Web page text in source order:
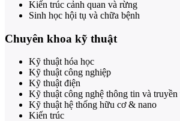
Kiến trúc cảnh quan và rừng
Sinh học hội tụ và chữa bệnh
Chuyên khoa kỹ thuật
Kỹ thuật hóa học
Kỹ thuật công nghiệp
Kỹ thuật điện
Kỹ thuật công nghệ thông tin và truyền
Kỹ thuật hệ thống hữu cơ & nano
Kiến trúc